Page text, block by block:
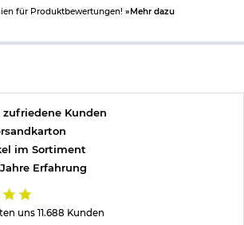
für Produktbewertungen! »Mehr dazu
uns 11.688 Kunden
zufriedene Kunden
im Sortiment
Erfahrung